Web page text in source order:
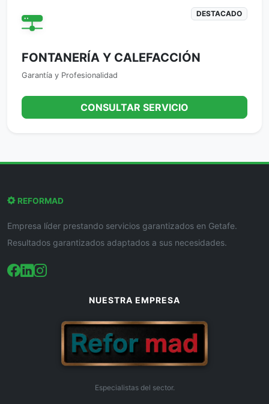
DESTACADO
FONTANERÍA Y CALEFACCIÓN
Garantía y Profesionalidad
CONSULTAR SERVICIO
REFORMAD
Empresa líder prestando servicios garantizados en Getafe.
Resultados garantizados adaptados a sus necesidades.
NUESTRA EMPRESA
Especialistas del sector.